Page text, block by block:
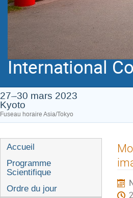
International
27–30 mars 2023
Kyoto
Fuseau horaire Asia/Tokyo
Menu
de
l'événement
Accueil
Programme
Scientifique
Ordre du jour